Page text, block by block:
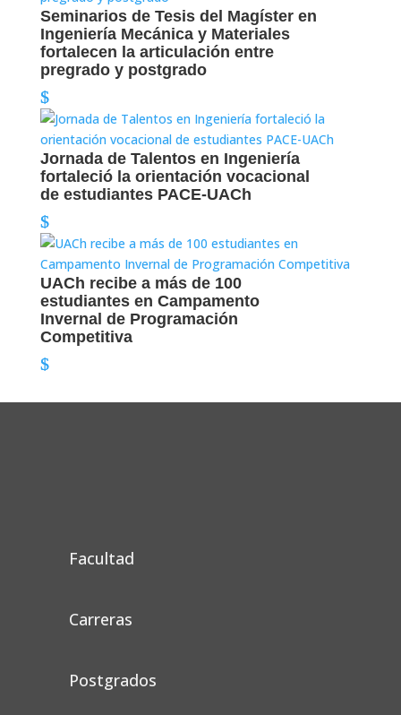
Seminarios de Tesis del Magíster en
Ingeniería Mecánica y Materiales
fortalecen la articulación entre
pregrado y postgrado
Jornada de Talentos en Ingeniería
fortaleció la orientación vocacional
de estudiantes PACE-UACh
UACh recibe a más de 100
estudiantes en Campamento
Invernal de Programación
Competitiva
Facultad
Carreras
Postgrados